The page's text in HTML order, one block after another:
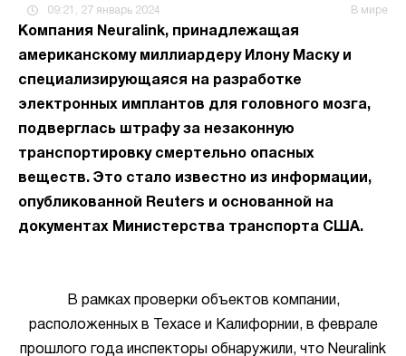
09:21, 27 январь 2024 В мире
Компания Neuralink, принадлежащая
американскому миллиардеру Илону Маску и
специализирующаяся на разработке
электронных имплантов для головного мозга,
подверглась штрафу за незаконную
транспортировку смертельно опасных
веществ. Это стало известно из информации,
опубликованной Reuters и основанной на
документах Министерства транспорта США.
В рамках проверки объектов компании,
расположенных в Техасе и Калифорнии, в феврале
прошлого года инспекторы обнаружили, что Neuralink